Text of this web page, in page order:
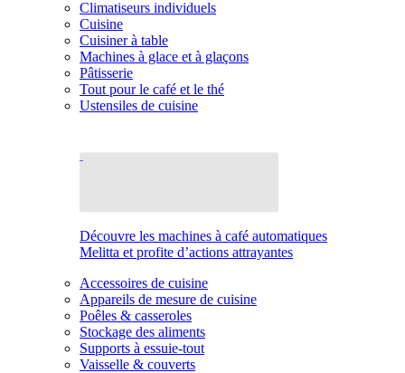
Climatiseurs individuels
Cuisine
Cuisiner à table
Machines à glace et à glaçons
Pâtisserie
Tout pour le café et le thé
Ustensiles de cuisine
Découvre les machines à café automatiques
Melitta et profite d’actions attrayantes
Accessoires de cuisine
Appareils de mesure de cuisine
Poêles & casseroles
Stockage des aliments
Supports à essuie-tout
Vaisselle & couverts